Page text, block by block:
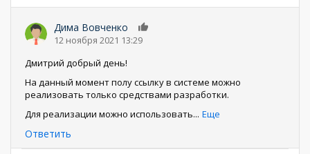
Дима Вовченко
12 ноября 2021 13:29
Дмитрий добрый день!
На данный момент полу ссылку в системе можно
реализовать только средствами разработки.
Для реализации можно использовать... Еще
Ответить